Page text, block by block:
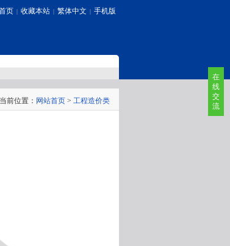
页 | 收藏本站 | 繁体中文 | 手机版
当前位置： 网站首页 > 工程造价类
在
线
交
流